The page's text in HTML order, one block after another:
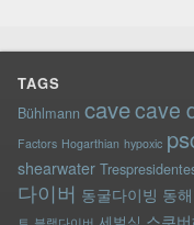
TAGS
Bühlmann cavecave
Factors Hogarthian hypoxic
shearwater
다이버 동굴다이빙 동해
스쿠